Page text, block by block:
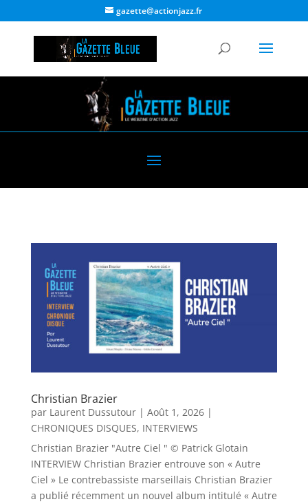
gazette@actionjazz.fr
Christian Brazier
par Laurent Dussutour| Août 1, 2026|
CHRONIQUES DISQUES, INTERVIEWS
Christian Brazier "Autre Ciel " © Patrick Glotain
INTERVIEW Christian Brazier entrouve son « Autre
Ciel » Le contrebassiste marseillais Christian Brazier
a publié récemment un nouvel album intitulé « Autre